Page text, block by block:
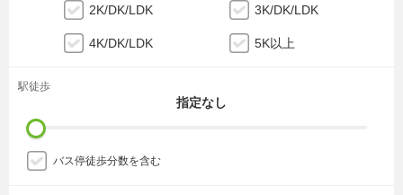
2K/DK/LDK 3K/DK/LDK
4K/DK/LDK 5K以上
駅徒歩
指定なし
バス停徒歩分数を含む